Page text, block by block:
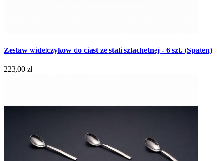
Zestaw widelczyków do ciast ze stali szlachetnej - 6 szt. (Spaten)
223,00 zł